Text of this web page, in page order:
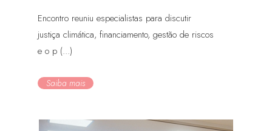
Encontro reuniu especialistas para discutir
justiça climática, financiamento, gestão de riscos
e o p (...)
Saiba mais